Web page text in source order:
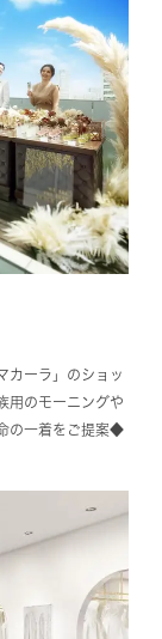
カーラ」のショッ
用のモーニングや
の一着をご提案◆